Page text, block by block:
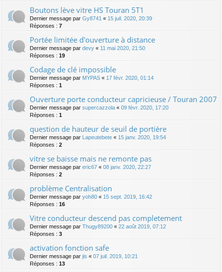
Boutons lève vitre HS Touran 5T1
Dernier message par Gy8741 « 15 juil. 2020, 20:39
Réponses : 7
Portée limitée d'ouverture à distance
Dernier message par devy « 11 mai 2020, 21:50
Réponses : 19
Codage de clé impossible
Dernier message par MYPAS « 17 févr. 2020, 01:14
Réponses : 1
Ouverture porte conducteur capricieuse / Touran 2007
Dernier message par supercazzola « 09 févr. 2020, 17:20
Réponses : 1
question de hauteur de seuil de portière
Dernier message par Lapeutebete « 15 janv. 2020, 19:54
Réponses : 2
vitre se baisse mais ne remonte pas
Dernier message par eric67 « 08 janv. 2020, 22:27
Réponses : 2
problème Centralisation
Dernier message par yoh80 « 15 sept. 2019, 16:42
Réponses : 16
Vitre conducteur descend pas completement
Dernier message par Thugy89200 « 22 août 2019, 07:12
Réponses : 3
activation fonction safe
Dernier message par jis « 07 juil. 2019, 10:21
Réponses : 13